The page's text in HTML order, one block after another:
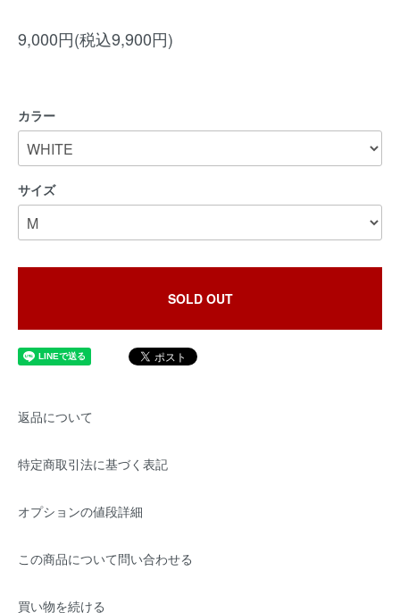
9,000円(税込9,900円)
カラー
サイズ
SOLD OUT
返品について
特定商取引法に基づく表記
オプションの値段詳細
この商品について問い合わせる
買い物を続ける